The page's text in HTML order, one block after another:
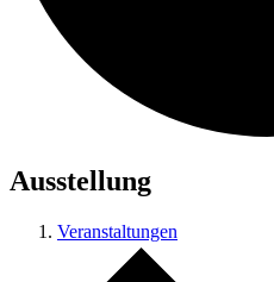
Ausstellung
Veranstaltungen